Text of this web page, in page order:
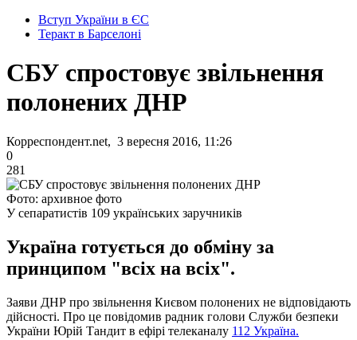
Вступ України в ЄС
Теракт в Барселоні
СБУ спростовує звільнення
полонених ДНР
Корреспондент.net, 3 вересня 2016, 11:26
0
281
Фото: архивное фото
У сепаратистів 109 українських заручників
Україна готується до обміну за
принципом "всіх на всіх".
Заяви ДНР про звільнення Києвом полонених не відповідають
дійсності. Про це повідомив радник голови Служби безпеки
України Юрій Тандит в ефірі телеканалу 112 Україна.